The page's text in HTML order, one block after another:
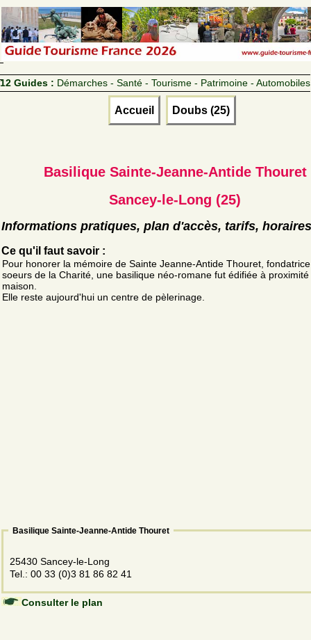
12 Guides : Démarches - Santé - Tourisme - Patrimoine - Automobiles
Accueil Doubs (25)
Basilique Sainte-Jeanne-Antide Thouret
Sancey-le-Long (25)
Informations pratiques, plan d'accès, tarifs, horaires
Ce qu'il faut savoir :
Pour honorer la mémoire de Sainte Jeanne-Antide Thouret,
soeurs de la Charité, une basilique néo-romane fut édifiée à
maison.
Elle reste aujourd'hui un centre de pèlerinage.
Basilique Sainte-Jeanne-Antide Thouret
25430 Sancey-le-Long
Tel.: 00 33 (0)3 81 86 82 41
Consulter le plan